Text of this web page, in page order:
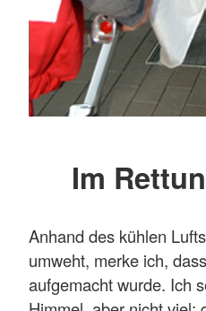
Im
Anhand des kühlen
umweht, merke ich,
aufgemacht wurde. Ich